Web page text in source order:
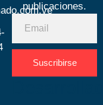
publicaciones.
Suscribirse